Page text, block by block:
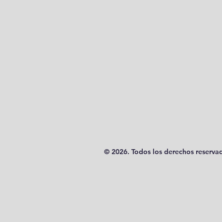
© 2026. Todos los derechos